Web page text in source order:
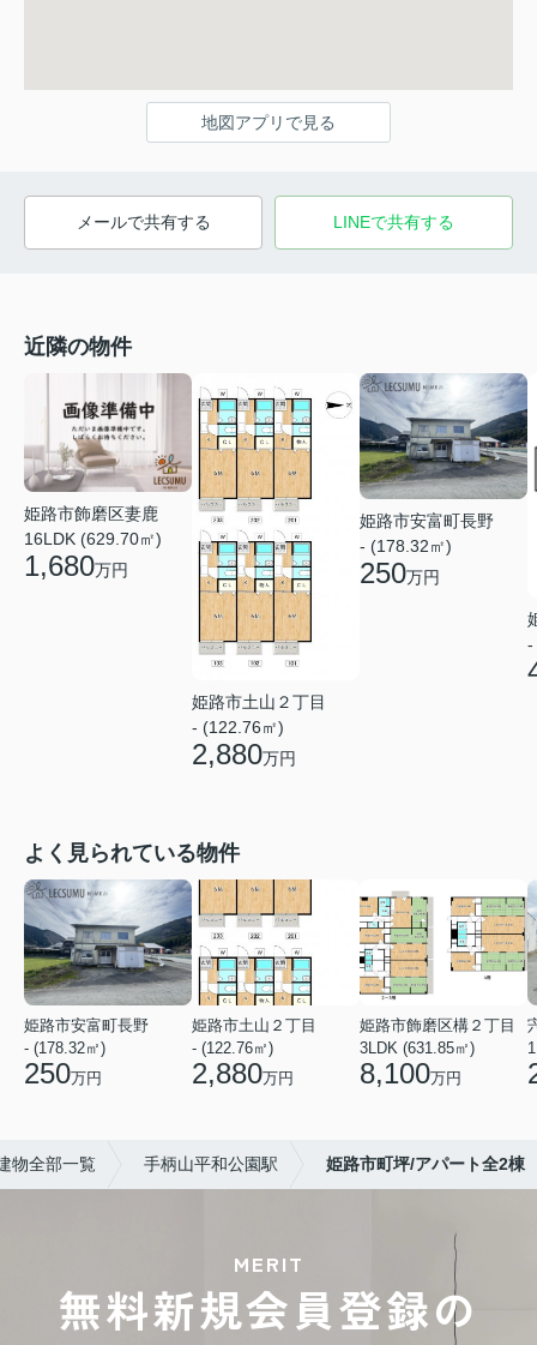
地図アプリで見る
メールで共有する LINEで共有する
近隣の物件
姫路市飾磨区妻鹿
16LDK (629.70㎡)
1,680万円
姫路市土山２丁目
- (122.76㎡)
2,880万円
姫路市安富町長野
- (178.32㎡)
250万円
-
よく見られている物件
姫路市安富町長野
- (178.32㎡)
250万円
姫路市土山２丁目
- (122.76㎡)
2,880万円
姫路市飾磨区構２丁目
3LDK (631.85㎡)
8,100万円
物全部一覧 手柄山平和公園駅 姫路市町坪/アパート全2棟
MERIT
無料新規会員登録の